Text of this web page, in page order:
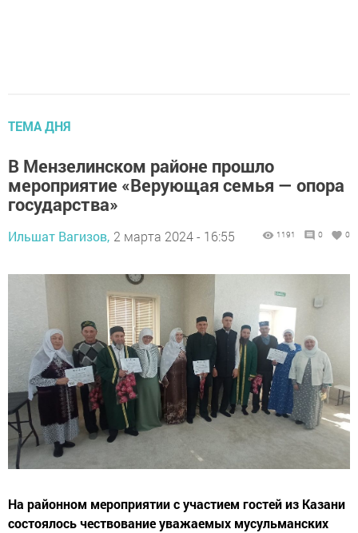
ТЕМА ДНЯ
В Мензелинском районе прошло
мероприятие «Верующая семья — опора
государства»
Ильшат Вагизов, 2 марта 2024 - 16:55 1191 0 0
На районном мероприятии с участием гостей из Казани
состоялось чествование уважаемых мусульманских